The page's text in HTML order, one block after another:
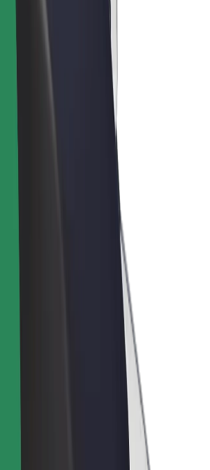
dostavljavce
Boltu
središče
blagovne znamke
znamka